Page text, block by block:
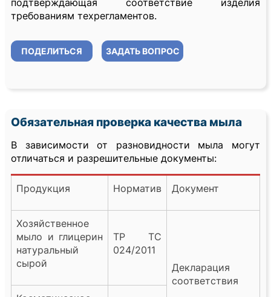
подтверждающая соответствие изделия
требованиям техрегламентов.
ПОДЕЛИТЬСЯ ЗАДАТЬ ВОПРОС
Обязательная проверка качества мыла
В зависимости от разновидности мыла могут
отличаться и разрешительные документы:
Продукция Норматив Документ
Хозяйственное
мыло и глицерин
натуральный
сырой
ТР ТС
024/2011
Декларация
соответствия